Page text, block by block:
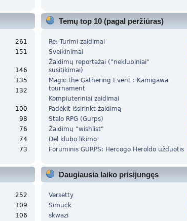
261
151
146
135
132
100
98
76
74
73
Temų top 10 (pagal peržiūras)
Re: Turimi zaidimai
Sveikinimai
Žaidimų reportažai ("neklubiniai"
susitikimai)
Magic the Gathering Event : Kamigawa
tournament
Kompiuteriniai zaidimai
Padėkit išsirinkt žaidimą
Stalo RPG (Gurps)
Žaidimų "wishlist"
Dėl klubo likimo
Foruminis GURPS: Hercogo Heroldo užduotis
252
109
106
Daugiausia laiko prisijungęs
Versetty
Simuck
skwazi